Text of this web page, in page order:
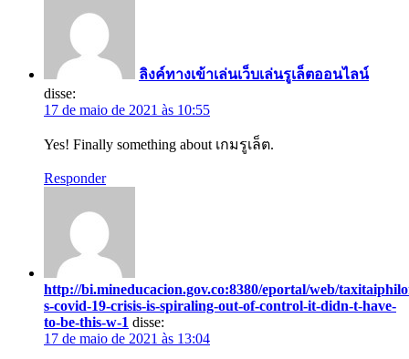
ลิงค์ทางเข้าเล่นเว็บเล่นรูเล็ตออนไลน์
disse:
17 de maio de 2021 às 10:55
Yes! Finally something about เกมรูเล็ต.
Responder
http://bi.mineducacion.gov.co:8380/eportal/web/
s-covid-19-crisis-is-spiraling-out-of-control-it-didn-t-have-
to-be-this-w-1 disse:
17 de maio de 2021 às 13:04